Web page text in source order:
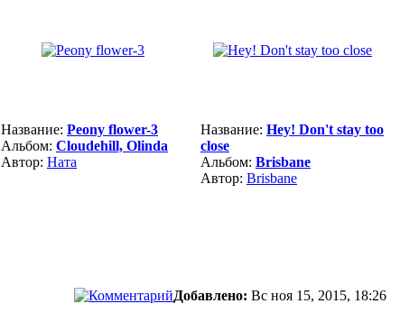
Название: Peony flower-3
Альбом: Cloudehill, Olinda
Автор: Ната
Название: Hey! Don't stay too
close
Альбом: Brisbane
Автор: Brisbane
Добавлено: Вс ноя 15, 2015, 18:26